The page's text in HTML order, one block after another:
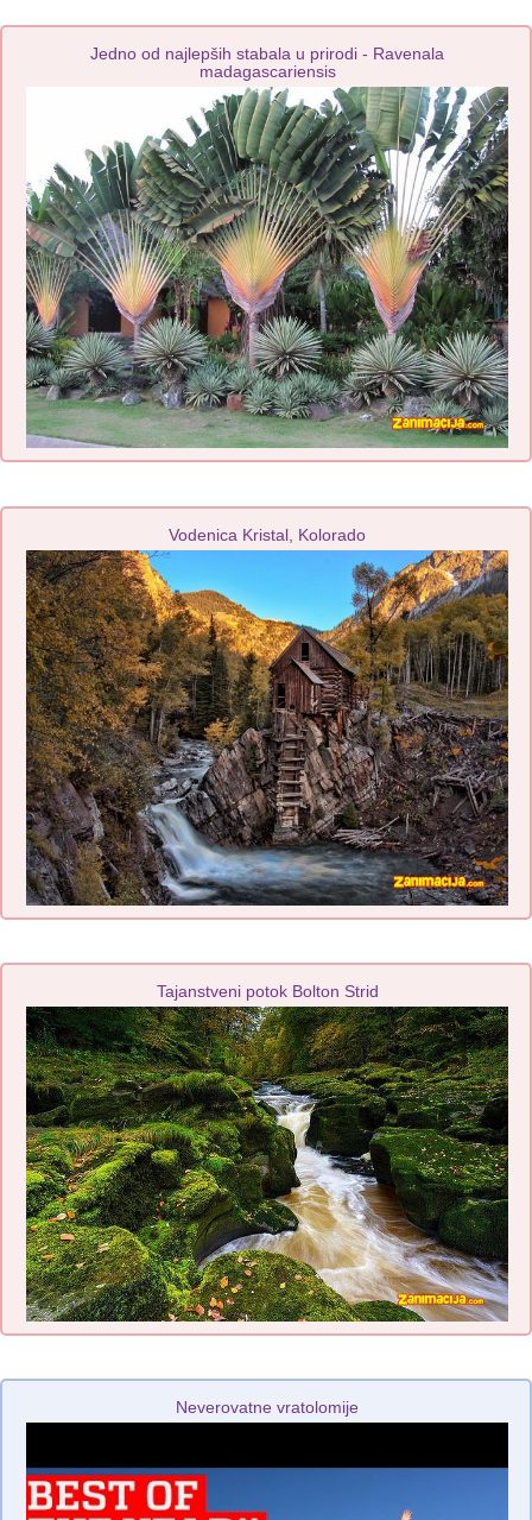
Jedno od najlepših stabala u prirodi - Ravenala
madagascariensis
Vodenica Kristal, Kolorado
Tajanstveni potok Bolton Strid
Neverovatne vratolomije